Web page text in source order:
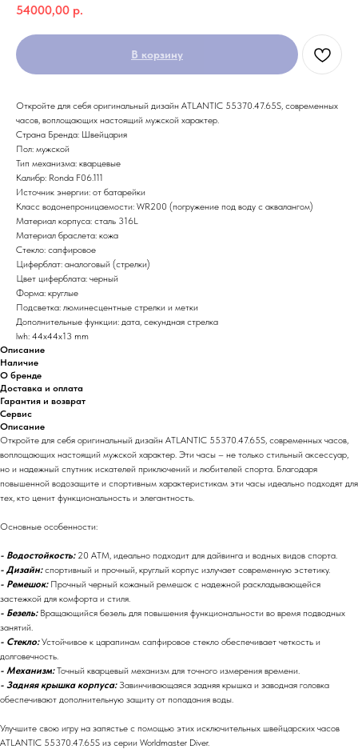
54000,00 р.
В корзину
Откройте для себя оригинальный дизайн ATLANTIC 55370.47.65S, современных
часов, воплощающих настоящий мужской характер.
Страна Бренда: Швейцария
Пол: мужской
Тип механизма: кварцевые
Калибр: Ronda F06.111
Источник энергии: от батарейки
Класс водонепроницаемости: WR200 (погружение под воду с аквалангом)
Материал корпуса: сталь 316L
Материал браслета: кожа
Стекло: сапфировое
Циферблат: аналоговый (стрелки)
Цвет циферблата: черный
Форма: круглые
Подсветка: люминесцентные стрелки и метки
Дополнительные функции: дата, секундная стрелка
lwh: 44x44x13 mm
Описание
Наличие
О бренде
Доставка и оплата
Гарантия и возврат
Сервис
Описание
Откройте для себя оригинальный дизайн ATLANTIC 55370.47.65S, современных часов,
воплощающих настоящий мужской характер. Эти часы – не только стильный аксессуар,
но и надежный спутник искателей приключений и любителей спорта. Благодаря
повышенной водозащите и спортивным характеристикам эти часы идеально подходят для
тех, кто ценит функциональность и элегантность.
Основные особенности:
- Водостойкость: 20 АТМ, идеально подходит для дайвинга и водных видов спорта.
- Дизайн:спортивный и прочный, круглый корпус излучает современную эстетику.
- Ремешок: Прочный черный кожаный ремешок с надежной раскладывающейся
застежкой для комфорта и стиля.
- Безель:Вращающийся безель для повышения функциональности во время подводных
занятий.
- Стекло:Устойчивое к царапинам сапфировое стекло обеспечивает четкость и
долговечность.
- Механизм:Точный кварцевый механизм для точного измерения времени.
- Задняя крышка корпуса:Завинчивающаяся задняя крышка и заводная головка
обеспечивают дополнительную защиту от попадания воды.
Улучшите свою игру на запястье с помощью этих исключительных швейцарских часов
ATLANTIC 55370.47.65S из серии Worldmaster Diver.